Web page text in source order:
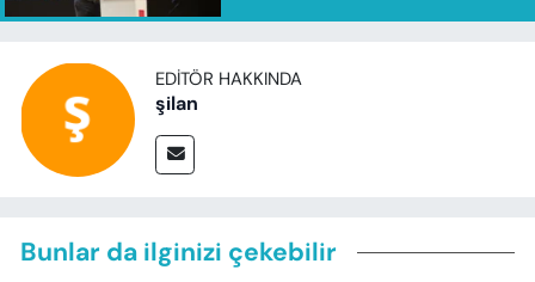
EDITÖR HAKKINDA
şilan
Bunlar da ilginizi çekebilir